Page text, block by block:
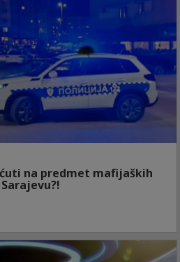
na predmet mafijaških